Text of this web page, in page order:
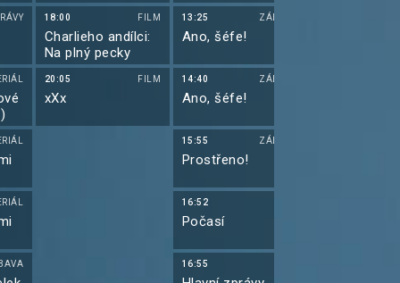
18:00 FILM
Charlieho andílci:
Na plný pecky
20:05 FILM
xXx
13:25 ZÁBAVA
Ano, šéfe!
14:40 ZÁBAVA
Ano, šéfe!
15:55 ZÁBAVA
Prostřeno!
16:52
Počasí
16:55